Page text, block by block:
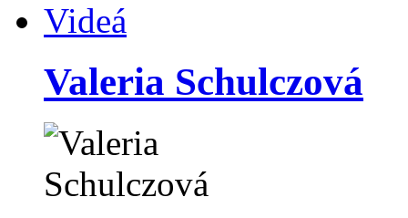
Videá
Valeria Schulczová